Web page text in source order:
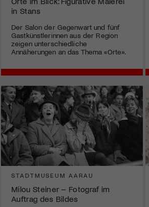
in Stans
Der Salon der Gegenwart und fünf
Gastkünstlerinnen aus der Region
zeigen unterschiedliche
Annäherungen an das Thema «Orte».
STADTMUSEUM AARAU
Milou Steiner – Fotograf im
Auftrag des Bildes